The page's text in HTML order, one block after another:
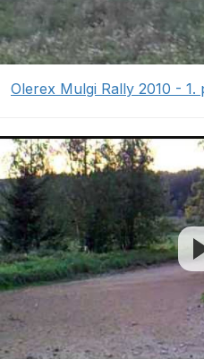
Olerex Mulgi Rally 2010 - 1.